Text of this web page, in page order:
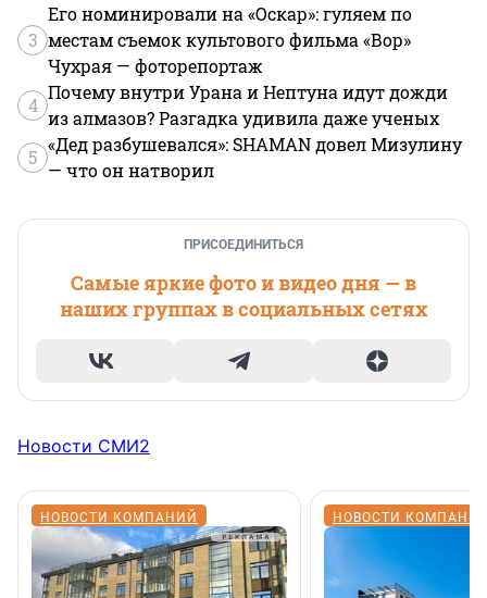
3
Его номинировали на «Оскар»: гуляем по
местам съемок культового фильма «Вор»
Чухрая — фоторепортаж
4
Почему внутри Урана и Нептуна идут дожди
из алмазов? Разгадка удивила даже ученых
5
«Дед разбушевался»: SHAMAN довел Мизулину
— что он натворил
ПРИСОЕДИНИТЬСЯ
Самые яркие фото и видео дня — в
наших группах в социальных сетях
Новости СМИ2
НОВОСТИ КОМПАНИЙ НОВОСТИ